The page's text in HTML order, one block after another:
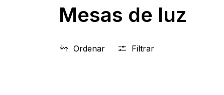
Mesas de luz
Ordenar Filtrar